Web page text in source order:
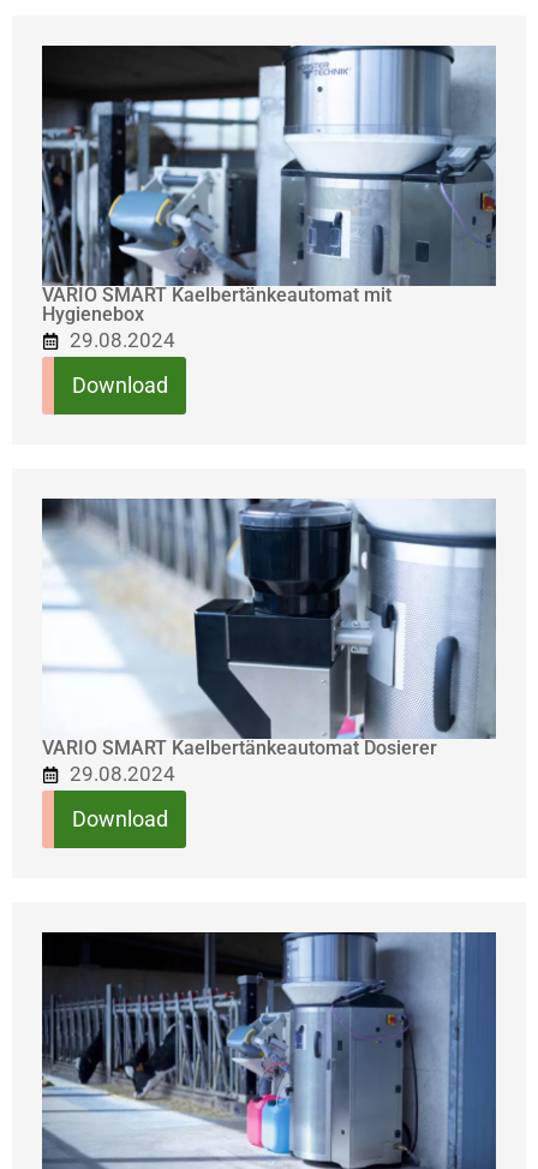
VARIO SMART Kaelbertänkeautomat mit
Hygienebox
29.08.2024
Download
VARIO SMART Kaelbertänkeautomat Dosierer
29.08.2024
Download